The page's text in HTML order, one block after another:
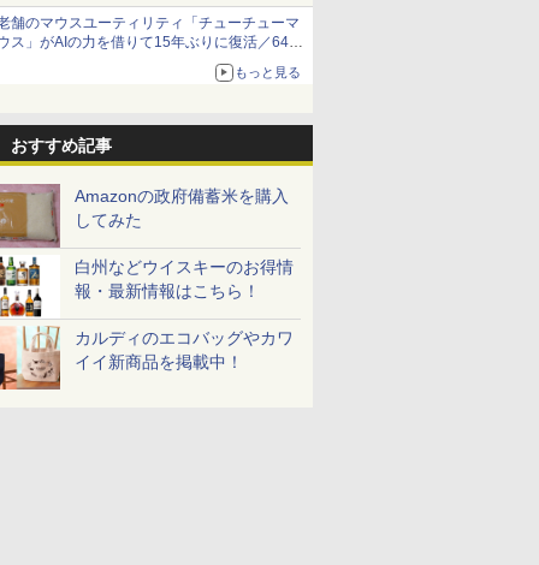
舗のマウスユーティリティ「チューチューマ
ス」がAIの力を借りて15年ぶりに復活／64bit
、Windows 10/11、「Chrome」も走り回
。復活記念で2026年末まで500円
もっと見る
おすすめ記事
Amazonの政府備蓄米を購入
してみた
白州などウイスキーのお得情
報・最新情報はこちら！
カルディのエコバッグやカワ
イイ新商品を掲載中！